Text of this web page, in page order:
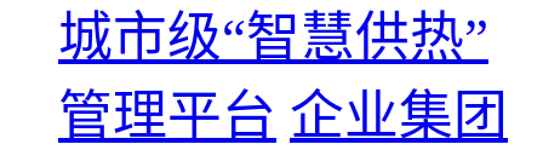
城市级“智慧供热”
管理平台 企业集团